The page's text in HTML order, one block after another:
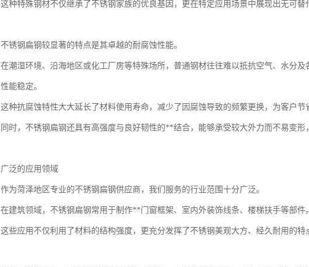
这种特殊钢材不仅继承了不锈钢家族的优良基因，更在特定应用场景中展现出无可替
不锈钢扁钢较显著的特点是其卓越的耐腐蚀性能。
在潮湿环境、沿海地区或化工厂房等特殊场所，普通钢材往往难以抵抗空气、水分
性能稳定。
这种抗腐蚀特性大大延长了材料使用寿命，减少了因腐蚀导致的频繁更换，为客户节
同时，不锈钢扁钢还具有高强度与良好韧性的**结合，能够承受较大外力而不易变
广泛的应用领域
作为菏泽地区专业的不锈钢扁钢供应商，我们服务的行业范围十分广泛。
在建筑领域，不锈钢扁钢常用于制作**门窗框架、室内外装饰线条、楼梯扶手等部件
这些应用不仅利用了材料的结构强度，更充分发挥了不锈钢美观大方、经久耐用的